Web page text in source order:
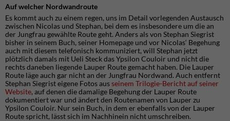
Auf welcher Nordwandroute
Es kommt auch zu einem regen, uns im Detail vorlegenden Austausch
zwischen Nicolas und Stephan, bei dem es insbesondere um die an
der Jungfrau gewählte Route geht. Anders als von Stephan Siegrist
bisher in seinem Buch, seiner Homepage und vor Nicolas‘ Begehung
auch mit diesem telefonisch kommuniziert, will Stephan jetzt
plötzlich damals mit Ueli Steck das Ypsilon Couloir und nicht die
rechts daneben liegende Lauper Route gemacht haben. Die Lauper
Route läge auch gar nicht an der Jungfrau Nordwand. Auch entfernt
Stephan Siegrist eigene Fotos ausseinem Trilogie-Berichtauf seiner
Website, auf denen die damalige Begehung der Lauper Route
dokumentiert war und ändert den Routenamen von Lauper zu
Ypsilon Couloir. Nur sein Buch, in dem er ebenfalls von der Lauper
Route spricht, lässt sich im Nachhinein nicht umschreiben.